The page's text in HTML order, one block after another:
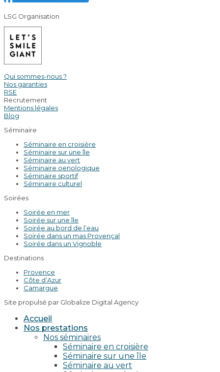
LSG Organisation
Qui sommes-nous ?
Nos garanties
RSE
Recrutement
Mentions légales
Blog
Séminaire
Séminaire en croisière
Séminaire sur une île
Séminaire au vert
Séminaire oenologique
Séminaire sportif
Séminaire culturel
Soirées
Soirée en mer
Soirée sur une île
Soirée au bord de l’eau
Soirée dans un mas Provençal
Soirée dans un Vignoble
Destinations
Provence
Côte d’Azur
Camargue
Site propulsé par Globalize Digital Agency
Accueil
Nos prestations
Nos séminaires
Séminaire en croisière
Séminaire sur une île
Séminaire au vert